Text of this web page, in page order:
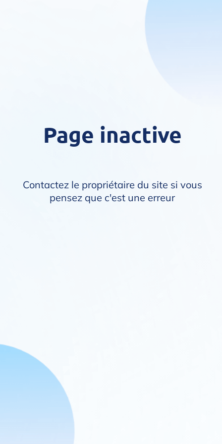
Page inactive
Contactez le propriétaire du site si vous
pensez que c'est une erreur